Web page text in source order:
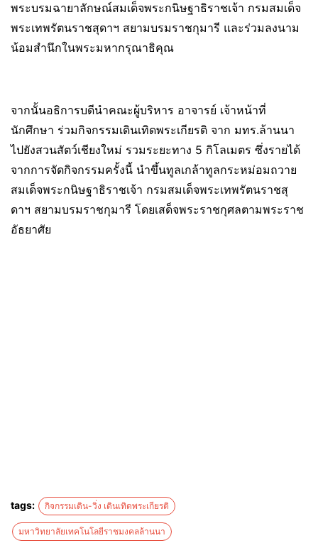
พระบรมฉายาลักษณ์สมเด็จพระกนิษฐาธิราชเจ้า กรมสมเด็จ
พระเทพรัตนราชสุดาฯ สยามบรมราชกุมารี และร่วมลงนาม
น้อมสำนึกในพระมหากรุณาธิคุณ
จากนั้นอธิการบดีนำคณะผู้บริหาร อาจารย์ เจ้าหน้าที่
นักศึกษา ร่วมกิจกรรมเดินเทิดพระเกียรติ จาก มทร.ล้านนา
ไปยังสวนสัตว์เชียงใหม่ รวมระยะทาง 5 กิโลเมตร ซึ่งรายได้
จากการจัดกิจกรรมครั้งนี้ นำขึ้นทูลเกล้าทูลกระหม่อมถวาย
สมเด็จพระกนิษฐาธิราชเจ้า กรมสมเด็จพระเทพรัตนราชสุ
ดาฯ สยามบรมราชกุมารี โดยเสด็จพระราชกุศลตามพระราช
อัธยาศัย
tags: กิจกรรมเดิน-วิ่ง เดินเทิดพระเกียรติ
มหาวิทยาลัยเทคโนโลยีราชมงคลล้านนา